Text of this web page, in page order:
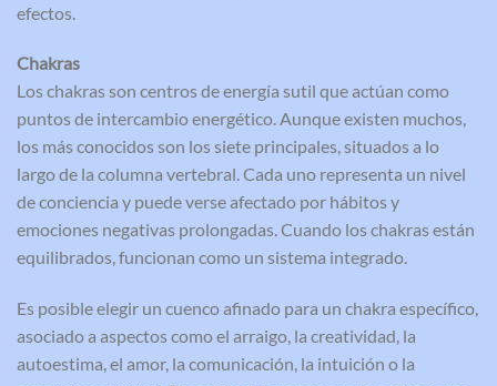
efectos.
Chakras
Los chakras son centros de energía sutil que actúan como
puntos de intercambio energético. Aunque existen muchos,
los más conocidos son los siete principales, situados a lo
largo de la columna vertebral. Cada uno representa un nivel
de conciencia y puede verse afectado por hábitos y
emociones negativas prolongadas. Cuando los chakras están
equilibrados, funcionan como un sistema integrado.
Es posible elegir un cuenco afinado para un chakra específico,
asociado a aspectos como el arraigo, la creatividad, la
autoestima, el amor, la comunicación, la intuición o la